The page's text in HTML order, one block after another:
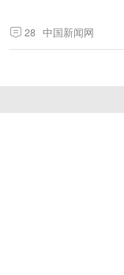
28 中国新闻网